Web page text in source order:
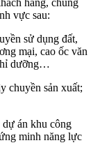
hàng, chúng
vực sau:
sử dụng đất,
mại, cao ốc văn
dưỡng…
chuyền sản xuất;
dự án khu công
minh năng lực